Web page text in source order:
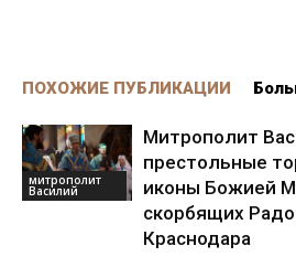
ПОХОЖИЕ ПУБЛИКАЦИИ
митрополит
Василий
Митрополит
престольные
иконы Божией
скорбящих
Краснодара